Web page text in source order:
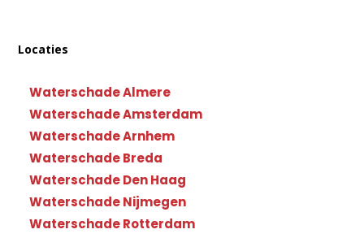
Locaties
Waterschade Almere
Waterschade Amsterdam
Waterschade Arnhem
Waterschade Breda
Waterschade Den Haag
Waterschade Nijmegen
Waterschade Rotterdam